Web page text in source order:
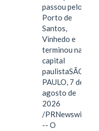
passou pelo
Porto de
Santos,
Vinhedo e
terminou na
capital
paulistaSÃO
PAULO, 7 de
agosto de
2026
/PRNewswire/
-- O